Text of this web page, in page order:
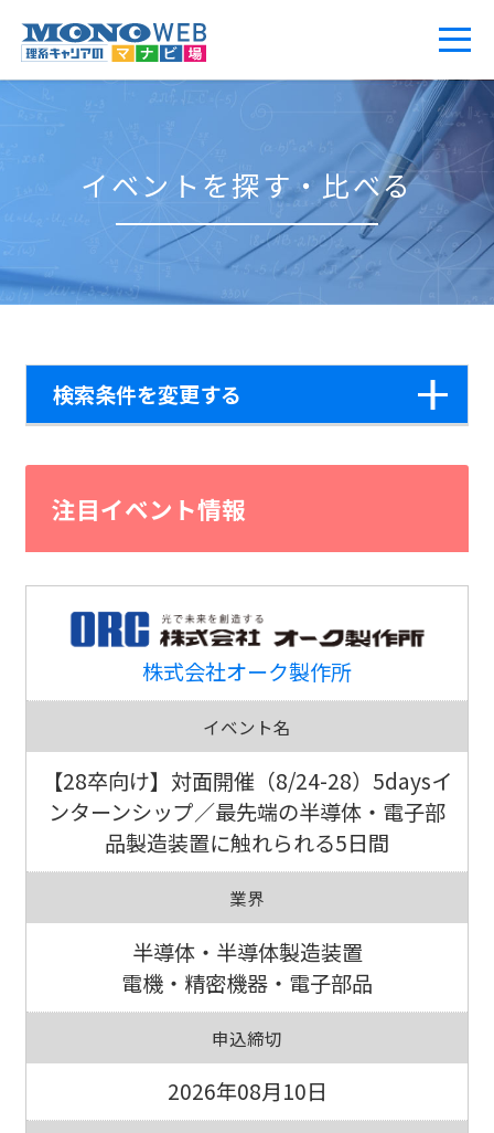
イベントを探す・比べる
検索条件を変更する
注目イベント情報
株式会社オーク製作所
イベント名
【28卒向け】対面開催（8/24-28）5daysイ
ンターンシップ／最先端の半導体・電子部
品製造装置に触れられる5日間
業界
半導体・半導体製造装置
電機・精密機器・電子部品
申込締切
2026年08月10日